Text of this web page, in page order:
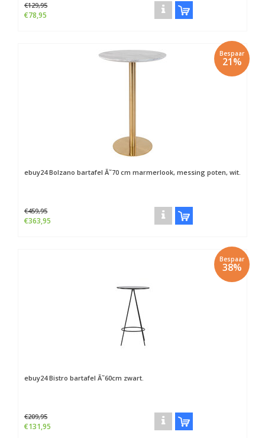
€129,95
€78,95
Bespaar
21%
ebuy24Bolzano bartafel Ã˜70 cm marmerlook, messing poten, wit.
€459,95
€363,95
Bespaar
38%
ebuy24Bistro bartafel Ã˜60cm zwart.
€209,95
€131,95